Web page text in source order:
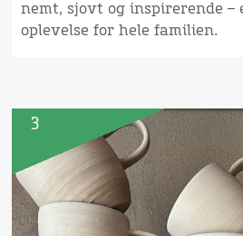
nemt, sjovt og inspirerende –
oplevelse for hele familien.
3